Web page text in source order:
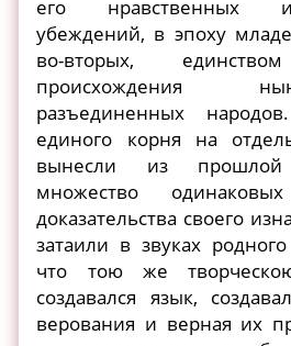
его нравственных
убеждений, в эпоху
во-вторых,
происхождения
разъединенных
единого корня на
вынесли из
множество
доказательства своего
затаили в звуках
что тою же
создавался язык,
верования и верная их